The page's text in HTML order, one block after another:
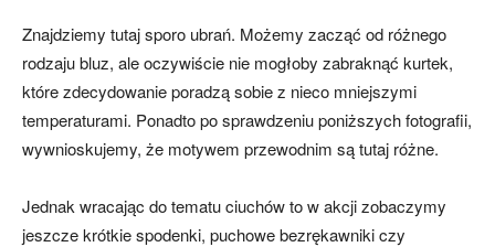
Znajdziemy tutaj sporo ubrań. Możemy zacząć od różnego
rodzaju bluz, ale oczywiście nie mogłoby zabraknąć kurtek,
które zdecydowanie poradzą sobie z nieco mniejszymi
temperaturami. Ponadto po sprawdzeniu poniższych fotografii,
wywnioskujemy, że motywem przewodnim są tutaj różne.
Jednak wracając do tematu ciuchów to w akcji zobaczymy
jeszcze krótkie spodenki, puchowe bezrękawniki czy